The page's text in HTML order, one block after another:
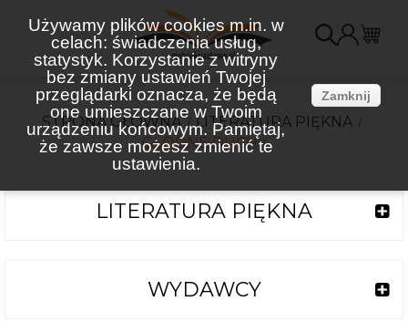
Używamy plików cookies m.in. w
celach: świadczenia usług,
statystyk. Korzystanie z witryny
bez zmiany ustawień Twojej
przeglądarki oznacza, że będą
one umieszczane w Twoim
urządzeniu końcowym. Pamiętaj,
że zawsze możesz zmienić te
ustawienia.
Zamknij
STRONA GŁÓWNA
LITERATURA PIĘKNA
GŁODNE DUCHY
LITERATURA PIĘKNA
WYDAWCY